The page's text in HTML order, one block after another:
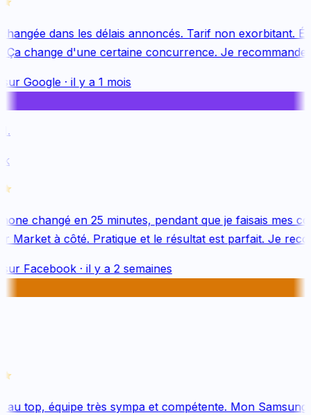
dans les délais annoncés. Tarif non exorbitant.
change d'une certaine concurrence. Je recommande
Google· il y a 1 mois
changé en 25 minutes, pendant que je faisais mes
Market à côté. Pratique et le résultat est parfait. Je
Facebook· il y a 2 semaines
top, équipe très sympa et compétente. Mon Samsung